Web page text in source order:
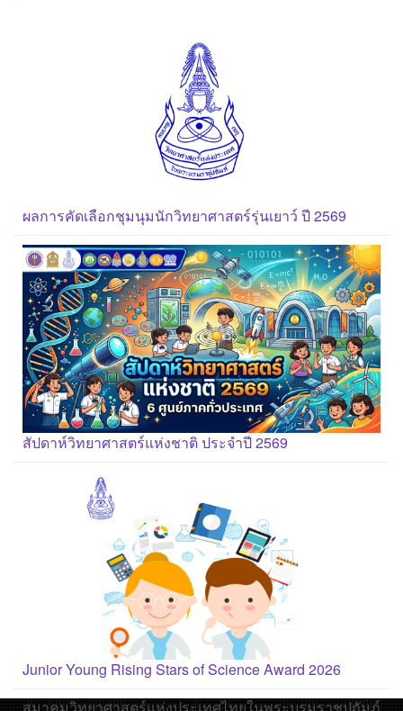
ผลการคัดเลือกชุมนุมนักวิทยาศาสตร์รุ่นเยาว์ ปี 2569
สัปดาห์วิทยาศาสตร์แห่งชาติ ประจำปี 2569
Junior Young Rising Stars of Science Award 2026